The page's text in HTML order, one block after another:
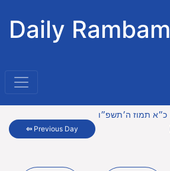
Daily Rambam
⇦ Previous Day
כ״א תמוז ה׳תשפ״ו